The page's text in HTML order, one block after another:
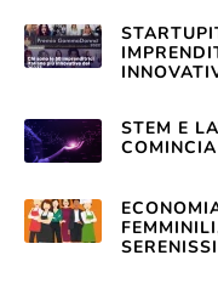
STEM E